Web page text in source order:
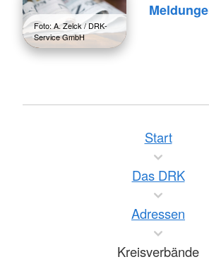
Foto: A. Zelck / DRK-
Service GmbH
Start
Das DRK
Adressen
Kreisverbände